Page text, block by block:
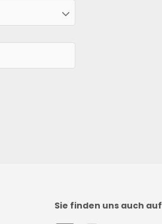
Sie finden uns auch auf